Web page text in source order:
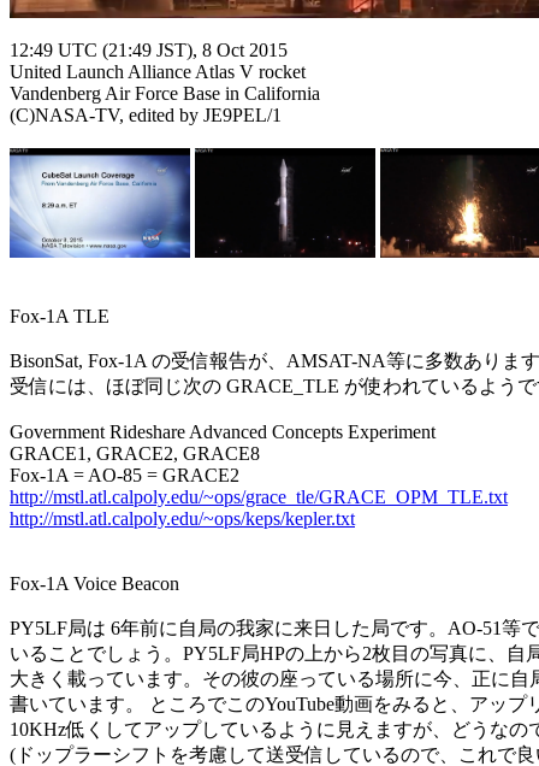
12:49 UTC (21:49 JST), 8 Oct 2015
United Launch Alliance Atlas V rocket
Vandenberg Air Force Base in California
(C)NASA-TV, edited by JE9PEL/1
Fox-1A TLE
BisonSat, Fox-1A の受信報告が、AMSAT-NA等に多数ありま
受信には、ほぼ同じ次の GRACE_TLE が使われているよう
Government Rideshare Advanced Concepts Experiment
GRACE1, GRACE2, GRACE8
http://mstl.atl.calpoly.edu/~ops/grace_tle/GRACE_OPM_TLE.txt
http://mstl.atl.calpoly.edu/~ops/keps/kepler.txt
Fox-1A Voice Beacon
PY5LF局は 6年前に自局の我家に来日した局です。AO-51等
いることでしょう。PY5LF局HPの上から2枚目の写真に、自
大きく載っています。その彼の座っている場所に今、正に自
書いています。 ところでこのYouTube動画をみると、アップ
10KHz低くしてアップしているように見えますが、どうなの